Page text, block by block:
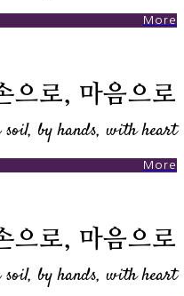
More
으로, 마음으로
by hands, with heart
More
으로, 마음으로
by hands, with heart